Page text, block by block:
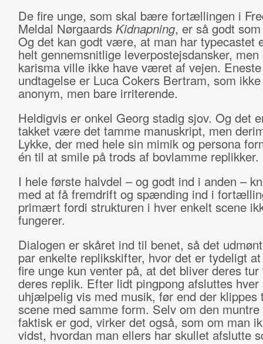
De fire unge, som skal bære fortællingen i
Meldal Nørgaards Kidnapning, er så godt
Og det kan godt være, at man har typecastet
helt gennemsnitlige leverpostejsdansker,
karisma ville ikke have været af vejen. Eneste
undtagelse er Luca Cokers Bertram, som
anonym, men bare irriterende.
Heldigvis er onkel Georg stadig sjov. Og det
takket være det tamme manuskript, men
Lykke, der med hele sin mimik og persona
én til at smile på trods af bovlamme replikker.
I hele første halvdel – og godt ind i anden –
med at få fremdrift og spænding ind i
primært fordi strukturen i hver enkelt scene
fungerer.
Dialogen er skåret ind til benet, så det
par enkelte replikskifter, hvor det er tydeligt
fire unge kun venter på, at det bliver deres
deres replik. Efter lidt pingpong afsluttes hver
uhjælpelig vis med musik, før end der
scene med samme form. Selv om den
faktisk er god, virker det også, som om man
vidst, hvordan man ellers har skullet afslutte